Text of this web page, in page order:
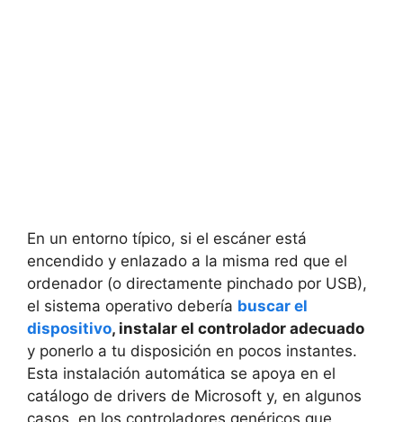
En un entorno típico, si el escáner está
encendido y enlazado a la misma red que el
ordenador (o directamente pinchado por USB),
el sistema operativo debería buscar el
dispositivo, instalar el controlador adecuado
y ponerlo a tu disposición en pocos instantes.
Esta instalación automática se apoya en el
catálogo de drivers de Microsoft y, en algunos
casos, en los controladores genéricos que